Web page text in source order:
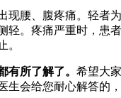
现腰、腹疼痛。轻者
。疼痛严重时，
。
有所了解了。 希望大
生会给您耐心解答的